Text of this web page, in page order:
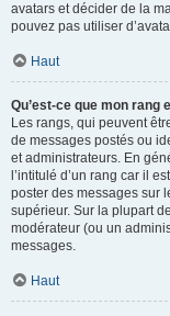
avatars et décider de la
pouvez pas utiliser
Haut
Qu’est-ce que mon rang
Les rangs, qui peuvent
de messages postés ou
et administrateurs. En
l’intitulé d’un rang car il
poster des messages sur
supérieur. Sur la plupart
modérateur (ou un
messages.
Haut